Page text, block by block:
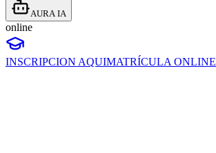
AURA IA
online
INSCRIPCION AQUIMATRÍCULA ONLINE